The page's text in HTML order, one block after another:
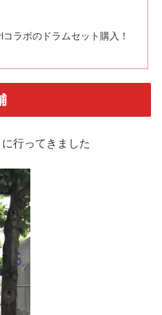
ラボのドラムセット購入！
行ってきました